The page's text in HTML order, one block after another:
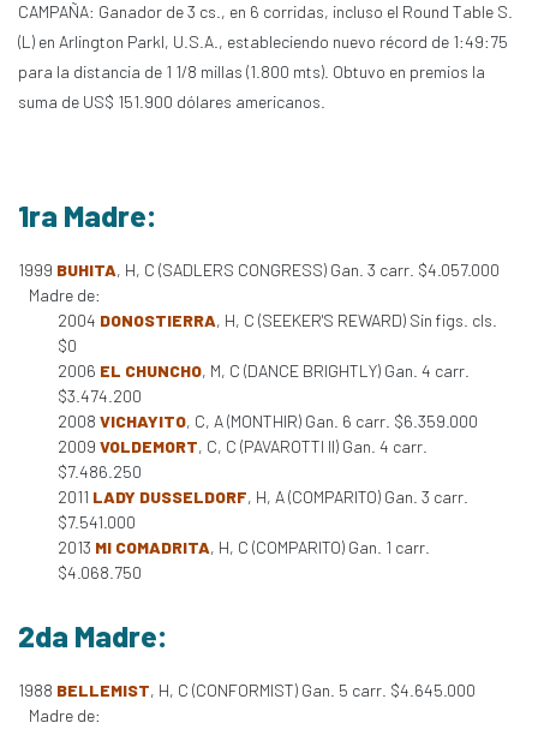
CAMPAÑA: Ganador de 3 cs., en 6 corridas, incluso el Round Table S.
(L) en Arlington Parkl, U.S.A., estableciendo nuevo récord de 1:49:75
para la distancia de 1 1/8 millas (1.800 mts). Obtuvo en premios la
suma de US$ 151.900 dólares americanos.
1ra Madre:
1999 BUHITA, H, C (SADLERS CONGRESS) Gan. 3 carr. $4.057.000
Madre de:
2004 DONOSTIERRA, H, C (SEEKER'S REWARD) Sin figs. cls.
$0
2006 EL CHUNCHO, M, C (DANCE BRIGHTLY) Gan. 4 carr.
$3.474.200
2008 VICHAYITO, C, A (MONTHIR) Gan. 6 carr. $6.359.000
2009 VOLDEMORT, C, C (PAVAROTTI II) Gan. 4 carr.
$7.486.250
2011 LADY DUSSELDORF, H, A (COMPARITO) Gan. 3 carr.
$7.541.000
2013 MI COMADRITA, H, C (COMPARITO) Gan. 1 carr.
$4.068.750
2da Madre:
1988 BELLEMIST, H, C (CONFORMIST) Gan. 5 carr. $4.645.000
Madre de: